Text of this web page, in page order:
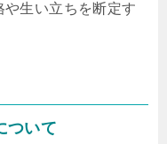
や生い立ちを断定す
ついて